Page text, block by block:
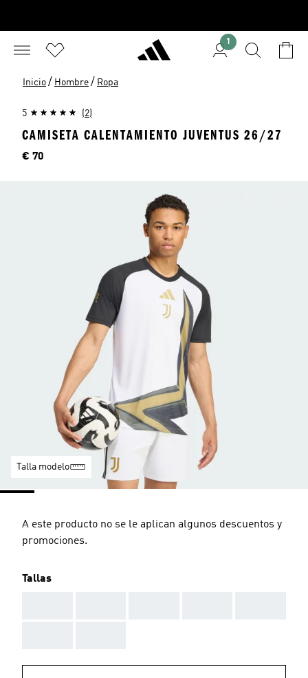
1
Inicio / Hombre / Ropa
5 (2)
CAMISETA CALENTAMIENTO JUVENTUS 26/27
Precio
€ 70
Talla modelo
A este producto no se le aplican algunos descuentos y
promociones.
Tallas